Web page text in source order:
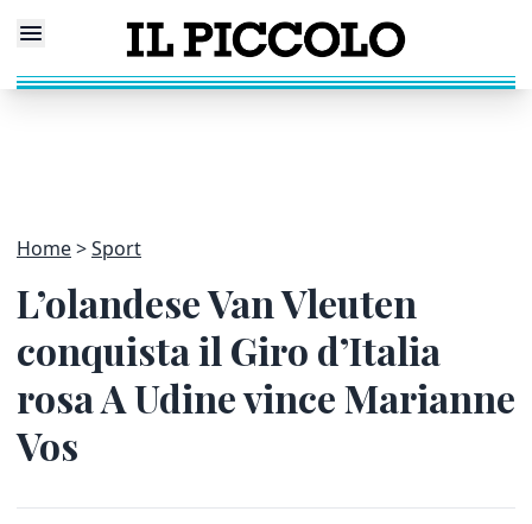
Home Sport
L’olandese Van Vleuten
conquista il Giro d’Italia
rosa A Udine vince Marianne
Vos